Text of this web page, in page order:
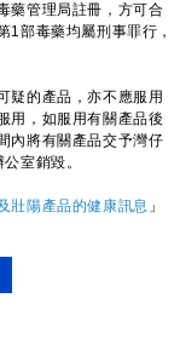
管理局註冊，方可合
1部毒藥均屬刑事罪行，
的產品，亦不應服用
用，如服用有關產品後
內將有關產品交予灣仔
室銷毀。
壯陽產品的健康訊息 」